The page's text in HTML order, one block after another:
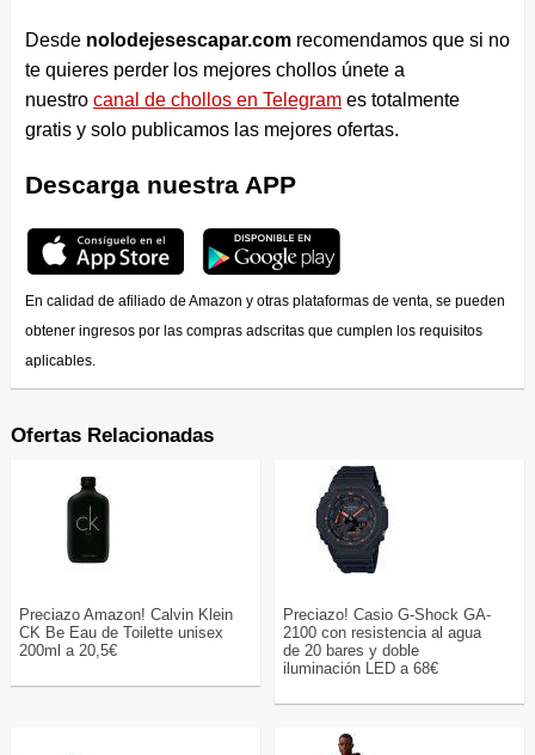
Desde nolodejesescapar.comrecomendamos que si no
te quieres perder los mejores chollos únete a
nuestro canal de chollos en Telegrames totalmente
gratis y solo publicamos las mejores ofertas.
Descarga nuestra APP
En calidad de afiliado de Amazon y otras plataformas de venta, se pueden
obtener ingresos por las compras adscritas que cumplen los requisitos
aplicables.
Ofertas Relacionadas
Preciazo Amazon! Calvin Klein
CK Be Eau de Toilette unisex
200ml a 20,5€
Preciazo! Casio G-Shock GA-
2100 con resistencia al agua
de 20 bares y doble
iluminación LED a 68€